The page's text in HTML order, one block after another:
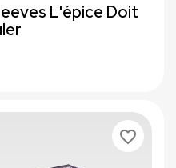
L'épice Doit
favorite_border